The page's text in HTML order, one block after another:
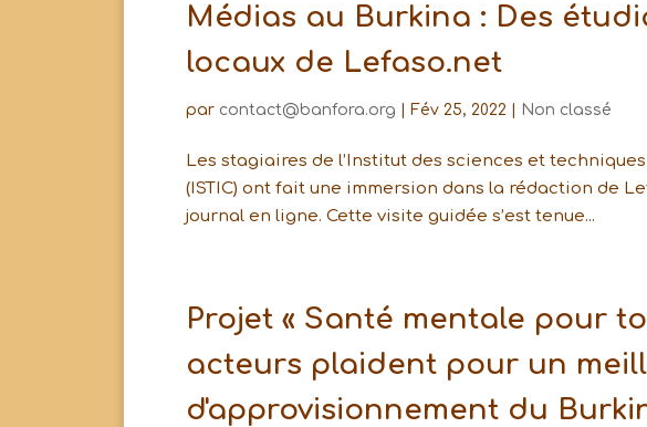
Médias au Burkina : Des
locaux de Lefaso.net
par contact@banfora.org Fév 25, 2022 Non classé
Les stagiaires de l’Institut des sciences et
(ISTIC) ont fait une immersion dans la rédaction de
journal en ligne. Cette visite guidée s’est tenue...
Projet « Santé mentale pour
acteurs plaident pour un
d'approvisionnement du